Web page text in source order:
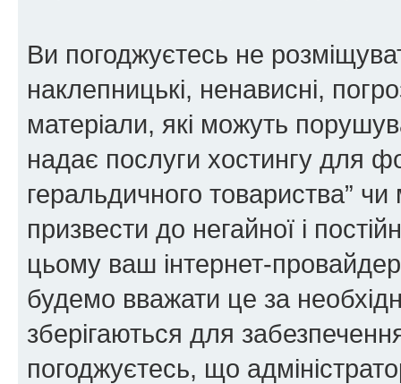
Ви погоджуєтесь не
наклепницькі, ненависні,
матеріали, які можуть
надає послуги хостингу для
геральдичного товариства”
призвести до негайної і
цьому ваш інтернет-
будемо вважати це за
зберігаються для
погоджуєтесь, що